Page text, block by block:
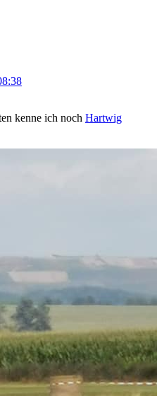
kenne ich noch Hartwig